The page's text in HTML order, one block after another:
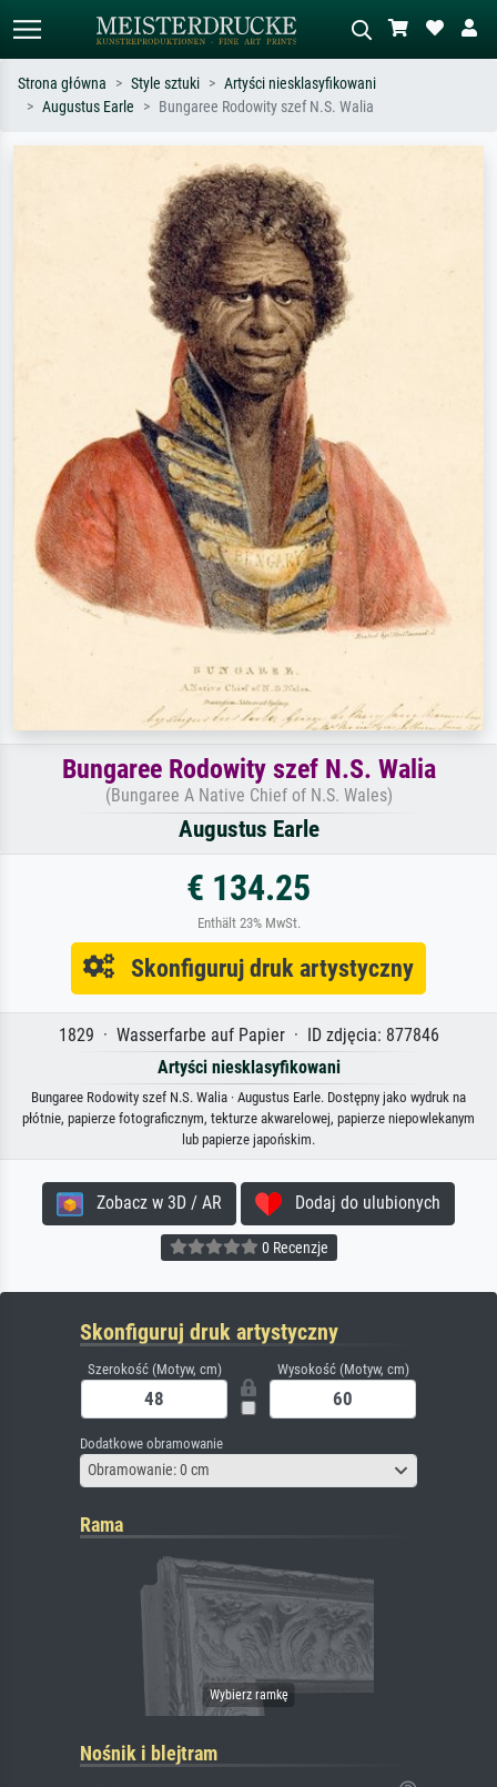
Szukaj wg artysty, tytułu lub stylu – np.
Monet, Gwiaździsta noc,
impresjonizm, fala Hokusaia, akt.
Opisz scenę – np. zielona łąka,
abstrakcja z czerwienią, ciemny olej,
stojący akt obok drzewa.
Strona główna Style sztuki
Artyści niesklasyfikowani
Augustus Earle
Bungaree Rodowity szef N.S. Walia
Bungaree Rodowity szef N.S. Walia
(Bungaree A Native Chief of N.S. Wales)
Augustus Earle
€ 134.25
Enthält 23% MwSt.
Skonfiguruj druk artystyczny
1829 · Wasserfarbe auf Papier · ID zdjęcia: 877846
Artyści niesklasyfikowani
Bungaree Rodowity szef N.S. Walia · Augustus Earle. Dostępny jako wydruk na
płótnie, papierze fotograficznym, tekturze akwarelowej, papierze niepowlekanym
lub papierze japońskim.
Zobacz w 3D / AR Dodaj do ulubionych
0 Recenzje
Skonfiguruj druk artystyczny
Szerokość (Motyw, cm) Wysokość (Motyw, cm)
Dodatkowe obramowanie
Obramowanie: 0 cm
Rama
Nośnik i blejtram